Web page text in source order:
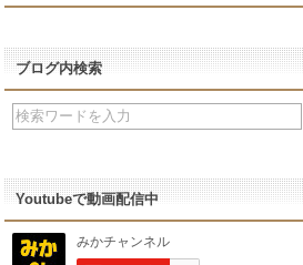
ブログ内検索
Youtubeで動画配信中